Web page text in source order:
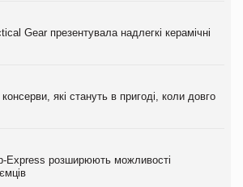
Gear презентувала надлегкі керамічні
які стануть в пригоді, коли довго
Express розширюють можливості